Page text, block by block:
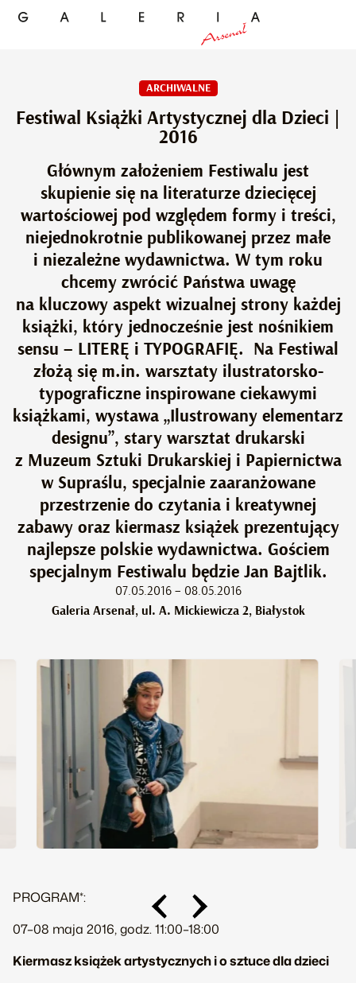
ARCHIWALNE
Festiwal Książki Artystycznej dla Dzieci |
2016
Głównym założeniem Festiwalu jest
skupienie się na literaturze dziecięcej
wartościowej pod względem formy i treści,
niejednokrotnie publikowanej przez małe
i niezależne wydawnictwa. W tym roku
chcemy zwrócić Państwa uwagę
na kluczowy aspekt wizualnej strony każdej
książki, który jednocześnie jest nośnikiem
sensu – LITERĘ i TYPOGRAFIĘ. Na Festiwal
złożą się m.in. warsztaty ilustratorsko-
typograficzne inspirowane ciekawymi
książkami, wystawa „Ilustrowany elementarz
designu”, stary warsztat drukarski
z Muzeum Sztuki Drukarskiej i Papiernictwa
w Supraślu, specjalnie zaaranżowane
przestrzenie do czytania i kreatywnej
zabawy oraz kiermasz książek prezentujący
najlepsze polskie wydawnictwa. Gościem
specjalnym Festiwalu będzie Jan Bajtlik.
07.05.2016 – 08.05.2016
Galeria Arsenał, ul. A. Mickiewicza 2, Białystok
PROGRAM*:
07–08 maja 2016, godz. 11:00–18:00
Kiermasz książek artystycznych i o sztuce dla dzieci